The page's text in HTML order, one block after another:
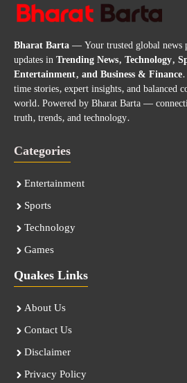
Bharat Barta— Your trusted global news
updates inTrending News, Technology,
Entertainment, and Business & Finance
time stories, expert insights, and balanced
world. Powered by Bharat Barta —
truth, trends, and technology.
Categories
Entertainment
Sports
Technology
Games
Quakes Links
About Us
Contact Us
Disclaimer
Privacy Policy